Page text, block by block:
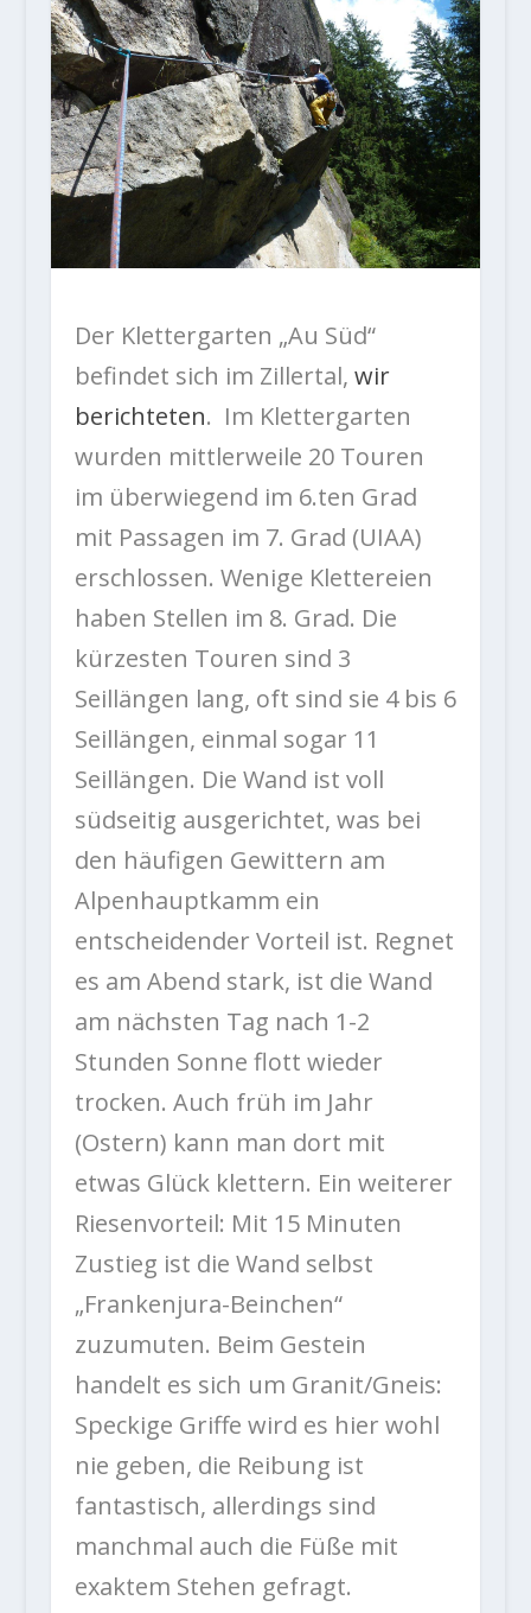
Der Klettergarten „Au Süd“
befindet sich im Zillertal, wir
berichteten. Im Klettergarten
wurden mittlerweile 20 Touren
im überwiegend im 6.ten Grad
mit Passagen im 7. Grad (UIAA)
erschlossen. Wenige Klettereien
haben Stellen im 8. Grad. Die
kürzesten Touren sind 3
Seillängen lang, oft sind sie 4 bis 6
Seillängen, einmal sogar 11
Seillängen. Die Wand ist voll
südseitig ausgerichtet, was bei
den häufigen Gewittern am
Alpenhauptkamm ein
entscheidender Vorteil ist. Regnet
es am Abend stark, ist die Wand
am nächsten Tag nach 1-2
Stunden Sonne flott wieder
trocken. Auch früh im Jahr
(Ostern) kann man dort mit
etwas Glück klettern. Ein weiterer
Riesenvorteil: Mit 15 Minuten
Zustieg ist die Wand selbst
„Frankenjura-Beinchen“
zuzumuten. Beim Gestein
handelt es sich um Granit/Gneis:
Speckige Griffe wird es hier wohl
nie geben, die Reibung ist
fantastisch, allerdings sind
manchmal auch die Füße mit
exaktem Stehen gefragt.